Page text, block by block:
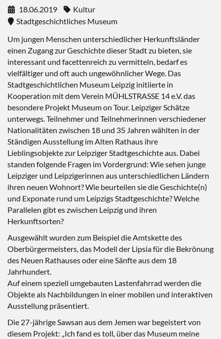
18.06.2019
Kultur
Stadtgeschichtliches Museum
Um jungen Menschen unterschiedlicher Herkunftsländer
einen Zugang zur Geschichte dieser Stadt zu bieten, sie
interessant und facettenreich zu vermitteln, bedarf es
vielfältiger und oft auch ungewöhnlicher Wege. Das
Stadtgeschichtlichen Museum Leipzig initiierte in
Kooperation mit dem Verein MÜHLSTRASSE 14 e.V. das
besondere Projekt Museum on Tour. Leipziger Schätze
unterwegs. Teilnehmer und Teilnehmerinnen verschiedener
Nationalitäten zwischen 18 und 35 Jahren wählten in der
Ständigen Ausstellung im Alten Rathaus ihre
Lieblingsobjekte zur Leipziger Stadtgeschichte aus. Dabei
standen folgende Fragen im Vordergrund: Wie sehen junge
Leipziger und Leipzigerinnen aus unterschiedlichen Ländern
ihren neuen Wohnort? Wie beurteilen sie die Geschichte(n)
und Exponate rund um Leipzigs Stadtgeschichte? Welche
Parallelen gibt es zwischen Leipzig und ihren
Herkunftsorten?
Ausgewählt wurden zum Beispiel die Amtskette des
Oberbürgermeisters, das Modell der Lipsia für die Bekrönung
des Neuen Rathauses oder eine Sänfte aus dem 18
Jahrhundert.
Auf einem speziell umgebauten Lastenfahrrad werden die
Objekte als Nachbildungen in einer mobilen und interaktiven
Ausstellung präsentiert.
Die 27-jährige Sawsan aus dem Jemen war begeistert von
diesem Projekt: „Ich fand es toll, über das Museum meine